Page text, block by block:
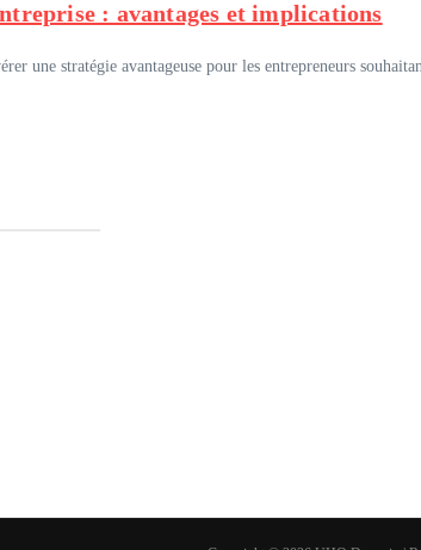
: avantages et implications
une stratégie avantageuse pour les entrepreneurs